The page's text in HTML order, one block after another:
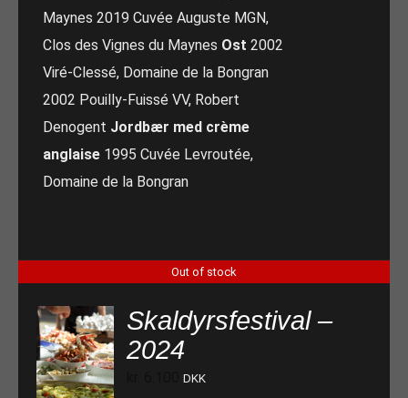
Maynes 2019 Cuvée Auguste MGN,
Clos des Vignes du Maynes Ost 2002
Viré-Clessé, Domaine de la Bongran
2002 Pouilly-Fuissé VV, Robert
Denogent Jordbær med crème
anglaise 1995 Cuvée Levroutée,
Domaine de la Bongran
Out of stock
Skaldyrsfestival –
2024
DKK